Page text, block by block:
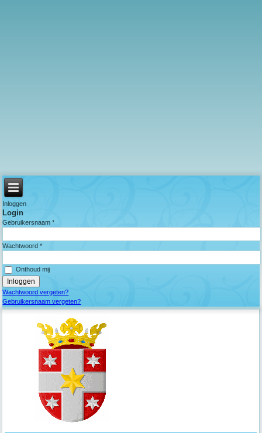
Inloggen
Login
Gebruikersnaam *
Wachtwoord *
Onthoud mij
Wachtwoord vergeten?
Gebruikersnaam vergeten?